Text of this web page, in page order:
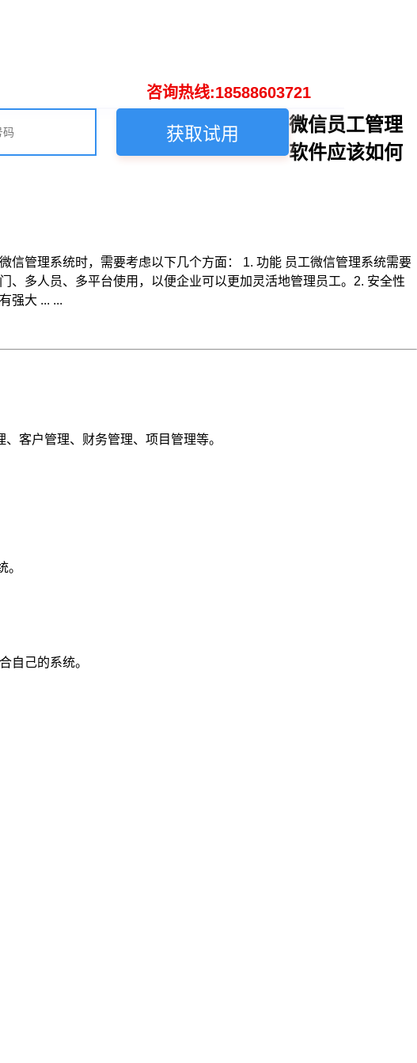
咨询热线:18588603721
获取试用
微信员工管理
软件应该如何
管理系统时，需要考虑以下几个方面： 1. 功能 员工微信管理系统需要
多人员、多平台使用，以便企业可以更加灵活地管理员工。2. 安全性
强大 ... ...
客户管理、财务管理、项目管理等。
自己的系统。